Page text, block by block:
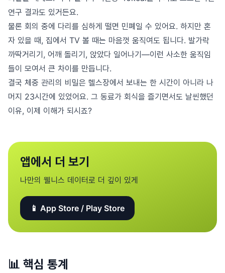
연구 결과도 있거든요.
물론 회의 중에 다리를 심하게 떨면 민폐일 수 있어요. 하지만 혼
자 있을 때, 집에서 TV 볼 때는 마음껏 움직여도 됩니다. 발가락
까딱거리기, 어깨 돌리기, 앉았다 일어나기—이런 사소한 움직임
들이 모여서 큰 차이를 만듭니다.
결국 체중 관리의 비밀은 헬스장에서 보내는 한 시간이 아니라 나
머지 23시간에 있었어요. 그 동료가 회식을 즐기면서도 날씬했던
이유, 이제 이해가 되시죠?
앱에서 더 보기
나만의 웰니스 데이터로 더 깊이 있게
📱 App Store / Play Store
📊 핵심 통계